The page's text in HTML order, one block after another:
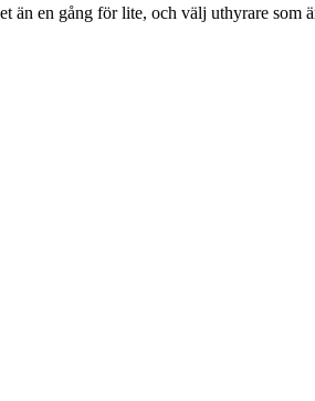
än en gång för lite, och välj uthyrare